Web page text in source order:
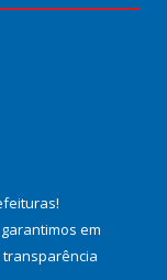
!
em
transparência